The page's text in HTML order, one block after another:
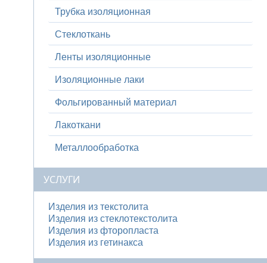
Трубка изоляционная
Стеклоткань
Ленты изоляционные
Изоляционные лаки
Фольгированный материал
Лакоткани
Металлообработка
УСЛУГИ
Изделия из текстолита
Изделия из стеклотекстолита
Изделия из фторопласта
Изделия из гетинакса